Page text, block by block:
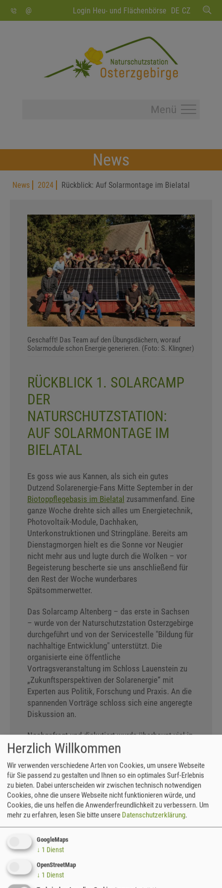
Login Heu- und Flächenbörse DE CZ
News
News 2024 Rückblick: Auf Solarmontage im Bielatal
Geschafft! Das Team auf den Übungsdächern, worauf
Solarmodule schon Energie generieren. (Foto: S. Klingner)
RÜCKBLICK 1. SOLARCAMP
DER
NATURSCHUTZSTATION:
AUF SOLARMONTAGE IM
BIELATAL
Es goss wie aus Kannen, als sich ein gutes
Dutzend Solarenergie-Fans Mitte September in der
Biotoppflegebasis im Bielatal zusammenfand. Eine
ganze Woche drehte sich alles um Energietechnik,
Photovoltaik-Module, Dachhaken,
Unterkonstruktionen und Stringpläne. Bereits am
Dienstagmorgen hielt es die Sonne vor Neugier
nicht mehr aus und lugte durch die Wolken – vor
Begeisterung bescherte sie uns anschließend für
den Rest der Woche wunderbares
Spätsommerwetter.
Das Solarcamp Altenberg – das erste in Sachsen
– wurde von der Naturschutzstation Osterzgebirge
durchgeführt und von der Servicestelle "Bildung für
nachhaltige Entwicklung" unterstützt. Die
organisierte eine öffentliche
Vortragsveranstaltung im Schloss Lauenstein zu
„Zukunftsperspektiven der Solarenergie“ mit
Experten aus Politik, Forschung und Praxis. An die
spannenden Vorträge schloss sich eine angeregte
Diskussion an.
Nachgefragt und diskutiert wurde überhaupt viel in
dieser Woche. Die Teilnehmenden waren sehr
Referenten als auch untereinander viele
verschiedene Themen rund um Energieerzeugung,
Nachhaltigkeit und Klimaschutz. Eine Exkursion
zum geplanten Lithiumabbau in der Region machte
deutlich, dass es bei der Energie- und
Verkehrswende nicht nur um das Ersetzen von
klimaschädlichen Technologien gehen muss,
sondern insbesondere auch um eine Reduktion
unseres Ressourcenverbrauchs und ums
Überdenken mancher Bedarfe.
Herzlich Willkommen
Wir verwenden verschiedene Arten von Cookies, um unsere Webseite
für Sie passend zu gestalten und Ihnen so ein optimales Surf-Erlebnis
zu bieten. Dabei unterscheiden wir zwischen technisch notwendigen
Cookies, ohne die unsere Webseite nicht funktionieren würde, und
Cookies, die uns helfen die Anwenderfreundlichkeit zu verbessern. Um
mehr zu erfahren, lesen Sie bitte unsere Datenschutzerklärung.
GoogleMaps
↓ 1 Dienst
OpenStreetMap
↓ 1 Dienst